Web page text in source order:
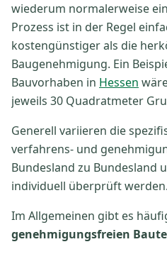
wiederum normalerweise
Prozess ist in der Regel
kostengünstiger als die
Baugenehmigung. Ein
Bauvorhaben in Hessen
jeweils 30 Quadratmeter
Generell variieren die
verfahrens- und
Bundesland zu Bundesland
individuell überprüft werden.
Im Allgemeinen gibt es
genehmigungsfreien